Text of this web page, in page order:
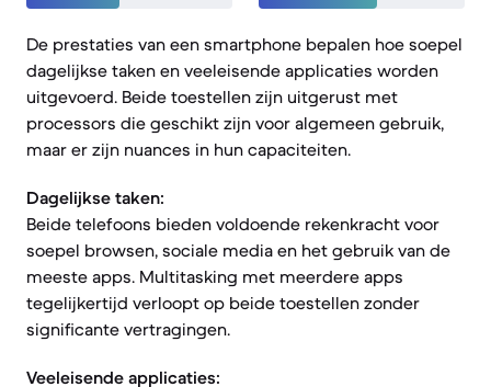
De prestaties van een smartphone bepalen hoe soepel
dagelijkse taken en veeleisende applicaties worden
uitgevoerd. Beide toestellen zijn uitgerust met
processors die geschikt zijn voor algemeen gebruik,
maar er zijn nuances in hun capaciteiten.
Dagelijkse taken:
Beide telefoons bieden voldoende rekenkracht voor
soepel browsen, sociale media en het gebruik van de
meeste apps. Multitasking met meerdere apps
tegelijkertijd verloopt op beide toestellen zonder
significante vertragingen.
Veeleisende applicaties: